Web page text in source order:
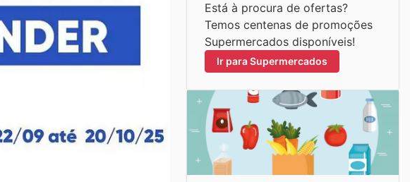
Está à procura de ofertas?
Temos centenas de promoções
Supermercados disponíveis!
Ir para Supermercados